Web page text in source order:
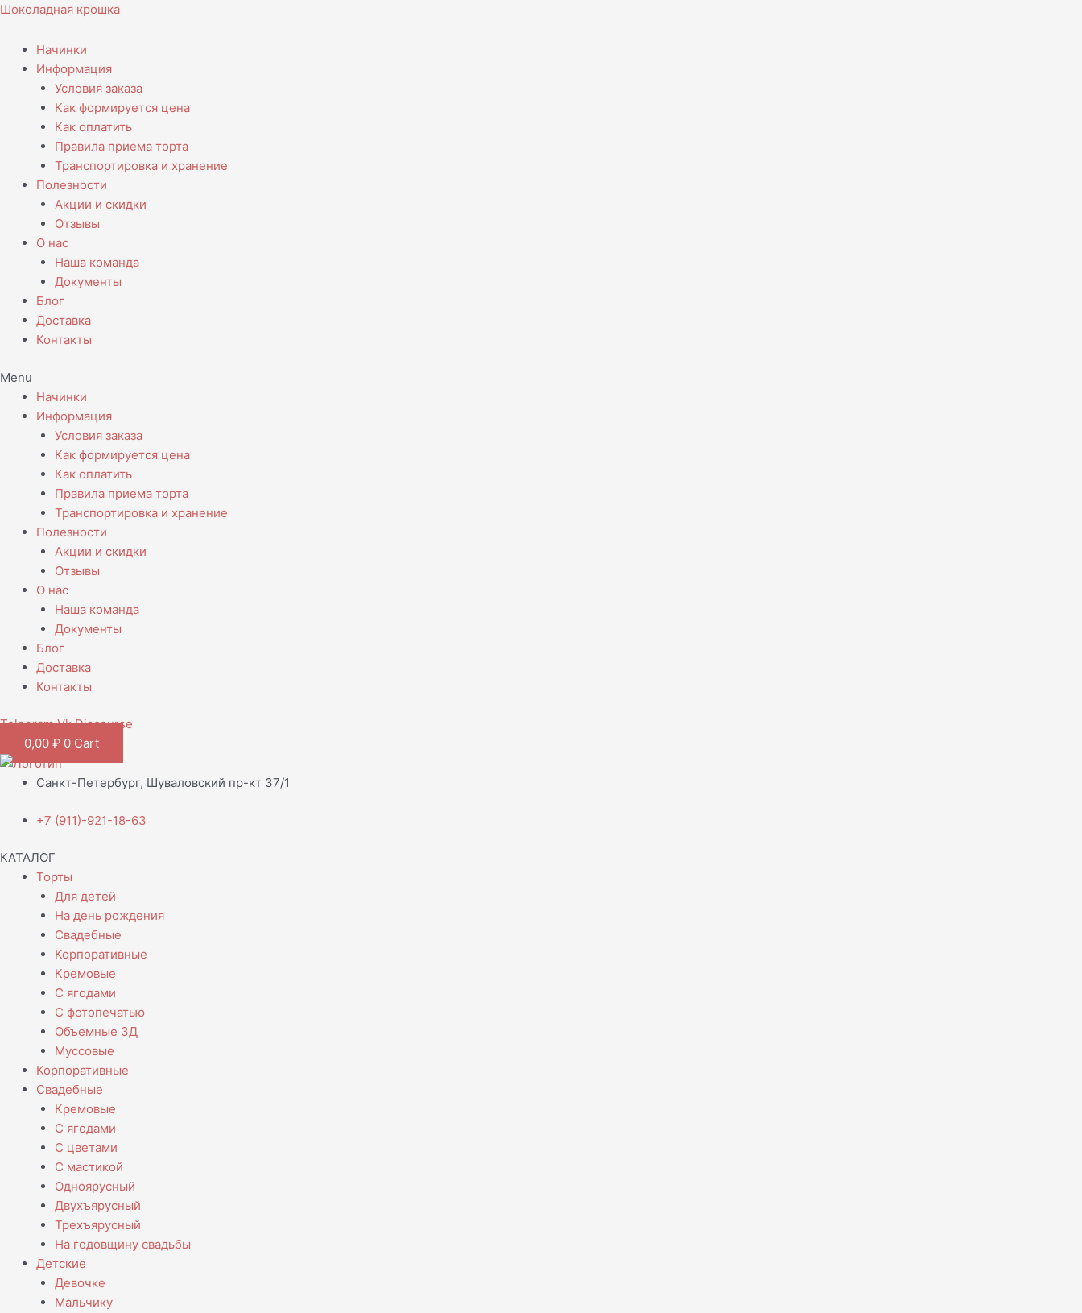
Перейти
содержимому
Шоколадная крошка
Начинки
Информация
Условия заказа
Как формируется цена
Как оплатить
Правила приема торта
Транспортировка и хранение
Полезности
Акции и скидки
Отзывы
О нас
Наша команда
Документы
Блог
Доставка
Контакты
Menu
Начинки
Информация
Условия заказа
Как формируется цена
Как оплатить
Правила приема торта
Транспортировка и хранение
Полезности
Акции и скидки
Отзывы
О нас
Наша команда
Документы
Блог
Доставка
Контакты
Telegram Vk Discourse
0,00 ₽ 0 Cart
Санкт-Петербург, Шуваловский пр-кт 37/1
+7 (911)-921-18-63
КАТАЛОГ
Торты
Для детей
На день рождения
Свадебные
Корпоративные
Кремовые
С ягодами
С фотопечатью
Объемные 3Д
Муссовые
Корпоративные
Свадебные
Кремовые
С ягодами
С цветами
С мастикой
Одноярусный
Двухъярусный
Трехъярусный
На годовщину свадьбы
Детские
Девочке
Мальчику
Количество
Торт
Рекс